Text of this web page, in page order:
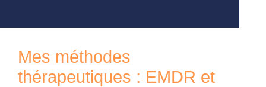
Mes méthodes
thérapeutiques : EMDR et